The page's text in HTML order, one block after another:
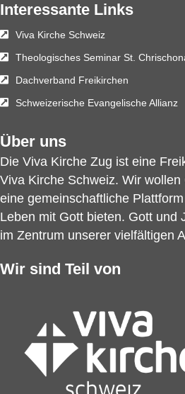
Interessante Links
Viva Kirche Schweiz
Theologisches Seminar St.
Dachverband Freikirchen
Schweizerische Evangelische Allianz
Über uns
Die Viva Kirche Zug ist eine
Viva Kirche Schweiz. Wir wollen
eine gemeinschaftliche
Leben mit Gott bieten. Gott und
im Zentrum unserer vielfältigen
Wir sind Teil von